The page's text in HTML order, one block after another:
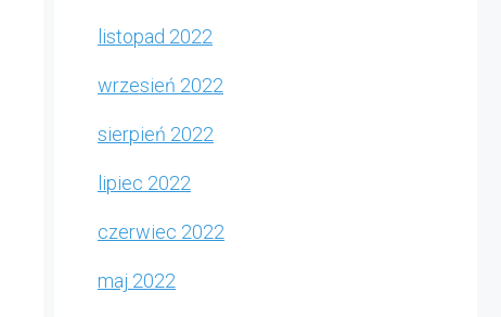
listopad 2022
wrzesień 2022
sierpień 2022
lipiec 2022
czerwiec 2022
maj 2022